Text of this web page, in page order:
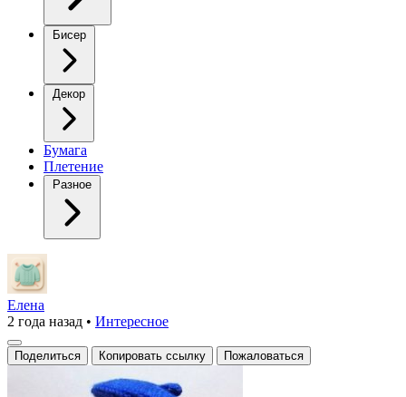
Бисер
Декор
Бумага
Плетение
Разное
✅
Котейка
#коты
Клад
Амигуруми
Елена
2 года назад • Интересное
Поделиться Копировать ссылку Пожаловаться